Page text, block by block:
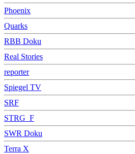
Phoenix
Quarks
RBB Doku
Real Stories
reporter
Spiegel TV
SRF
STRG_F
SWR Doku
Terra X